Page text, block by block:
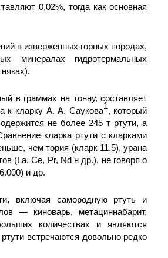
0,02%, тогда как основная
в изверженных горных породах,
минералах гидротермальных
в граммах на тонну, составляет
к кларку А. А. Саукова1, который
не более 245 т ртути, а
кларка ртути с кларками
чем тория (кларк 11.5), урана
(La, Се, Рr, Nd н др.), не говоря о
и др.
включая самородную ртуть и
— киноварь, метациннабарит,
количествах и являются
встречаются довольно редко